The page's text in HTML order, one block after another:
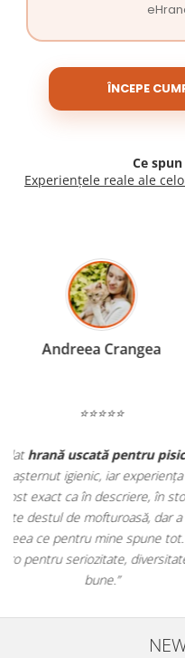
ÎNCEPE
Ce
Experiențele reale ale
Apreciez foarte mult faptul
doar hrană, ci și
antiparazitare,
comod să pot comanda tot
dintr-un singur loc.
originale și în termen.
pentru orice